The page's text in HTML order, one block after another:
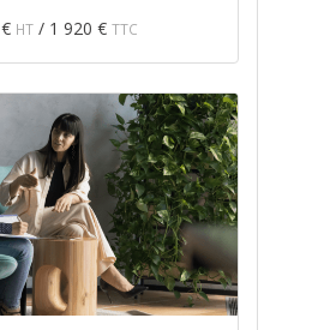
HT / 1 920 € TTC